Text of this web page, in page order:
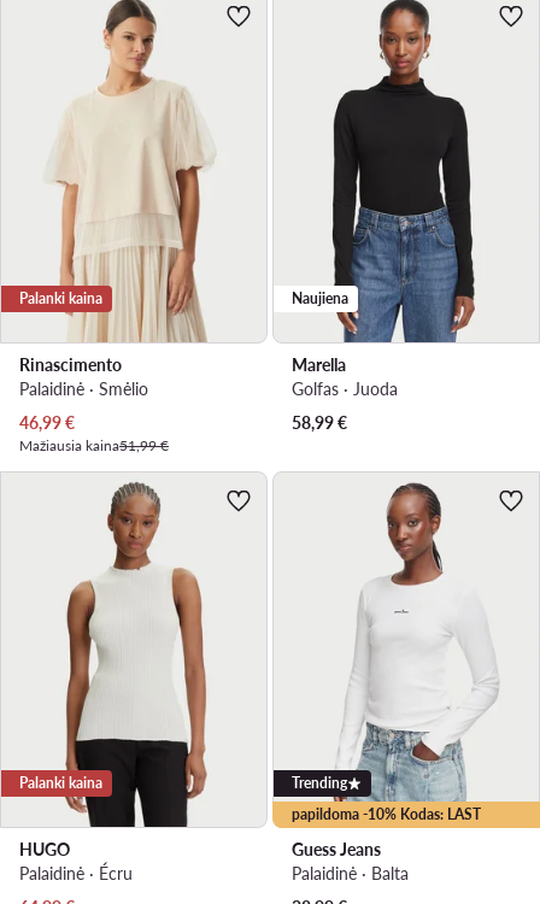
Palanki kaina
Rinascimento
Palaidinė · Smėlio
Dabartinė kaina
46,99€
Mažiausia kaina51,99 €
Naujiena
Marella
Golfas · Juoda
58,99€
Palanki kaina
HUGO
Palaidinė · Écru
papildoma -10% Kodas: LAST
Trending
Guess Jeans
Palaidinė · Balta